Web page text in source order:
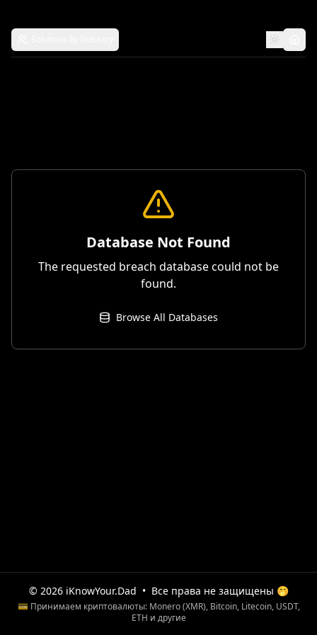
Database Not Found
The requested breach database could not be
found.
Browse All Databases
© 2026 iKnowYour.Dad • Все права не защищены 🤭
💳 Принимаем криптовалюты: Monero (XMR), Bitcoin, Litecoin, USDT,
ETH и другие